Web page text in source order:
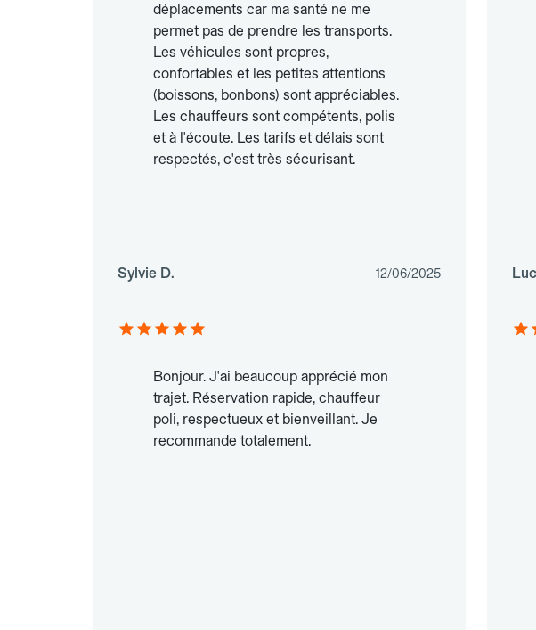
déplacements car ma santé ne me
permet pas de prendre les transports.
Les véhicules sont propres,
confortables et les petites attentions
(boissons, bonbons) sont appréciables.
Les chauffeurs sont compétents, polis
et à l'écoute. Les tarifs et délais sont
respectés, c'est très sécurisant.
Sylvie D. 12/06/2025
Bonjour. J'ai beaucoup apprécié mon
trajet. Réservation rapide, chauffeur
poli, respectueux et bienveillant. Je
recommande totalement.